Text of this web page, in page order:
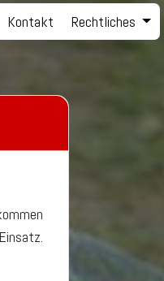
Kontakt Rechtliches